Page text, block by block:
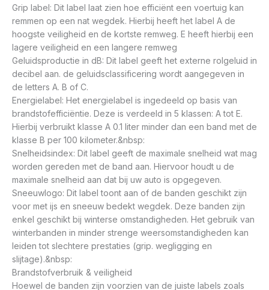
Grip label: Dit label laat zien hoe efficiënt een voertuig kan
remmen op een nat wegdek. Hierbij heeft het label A de
hoogste veiligheid en de kortste remweg. E heeft hierbij een
lagere veiligheid en een langere remweg
Geluidsproductie in dB: Dit label geeft het externe rolgeluid in
decibel aan. de geluidsclassificering wordt aangegeven in
de letters A. B of C.
Energielabel: Het energielabel is ingedeeld op basis van
brandstofefficiëntie. Deze is verdeeld in 5 klassen: A tot E.
Hierbij verbruikt klasse A 0.1 liter minder dan een band met de
klasse B per 100 kilometer.&nbsp:
Snelheidsindex: Dit label geeft de maximale snelheid wat mag
worden gereden met de band aan. Hiervoor houdt u de
maximale snelheid aan dat bij uw auto is opgegeven.
Sneeuwlogo: Dit label toont aan of de banden geschikt zijn
voor met ijs en sneeuw bedekt wegdek. Deze banden zijn
enkel geschikt bij winterse omstandigheden. Het gebruik van
winterbanden in minder strenge weersomstandigheden kan
leiden tot slechtere prestaties (grip. wegligging en
slijtage).&nbsp:
Brandstofverbruik & veiligheid
Hoewel de banden zijn voorzien van de juiste labels zoals